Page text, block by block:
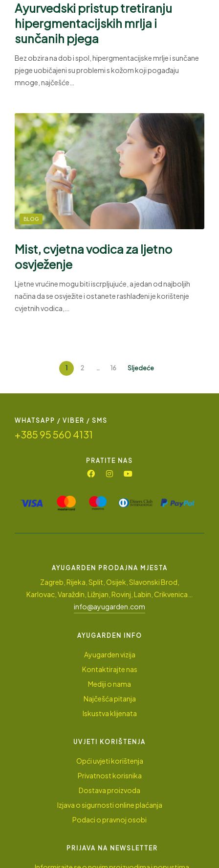
Ayurvedski pristup tretiranju
hipergmentacijskih mrlja i
sunčanih pjega
Bez obzira na dob i spol, hipergmentacijske mrlje i sunčane
pjege uobičajeni su problemi s kožom koji pogađaju
mnoge, najčešće…
BLOG
Mist, cvjetna vodica za ljetno
osvježenje
Ljetne vrućine mogu biti iscrpljujuće, a jedan od najboljih
načina da se osvježite i ostanete rashlađeni je korištenje
cvjetnih vodica,…
1 2 … 16 Sljedeće
WHATSAPP / VIBER / SMS
+385 95 560 4131
PRATITE NAS
AYUGARDEN PRODAJNA MJESTA
Zagreb, Rijeka, Split, Osijek, Slavonski Brod,
Karlovac, Varaždin, Ližnjan, Rovinj, Labin, Crikvenica…
info@ayugarden.com
AYUGARDEN INFO
Ayugarden vizija
Kontaktirajte nas
Mediji o nama
Najčešća pitanja
Iskustva klijenata
UVJETI KORIŠTENJA
Opći uvjeti korištenja
Privatnost korisnika
Dostava proizvoda
Izjava o sigurnosti online plaćanja
Podaci o pravnoj osobi
PRIJAVA NA NEWSLETTER